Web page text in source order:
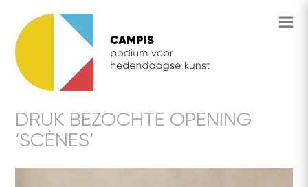
DRUK BEZOCHTE OPENING
‘SCÈNES’